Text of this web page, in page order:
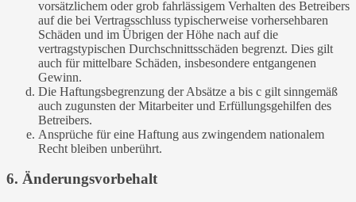
vorsätzlichem oder grob fahrlässigem Verhalten des Betreibers
auf die bei Vertragsschluss typischerweise vorhersehbaren
Schäden und im Übrigen der Höhe nach auf die
vertragstypischen Durchschnittsschäden begrenzt. Dies gilt
auch für mittelbare Schäden, insbesondere entgangenen
Gewinn.
Die Haftungsbegrenzung der Absätze a bis c gilt sinngemäß
auch zugunsten der Mitarbeiter und Erfüllungsgehilfen des
Betreibers.
Ansprüche für eine Haftung aus zwingendem nationalem
Recht bleiben unberührt.
6. Änderungsvorbehalt